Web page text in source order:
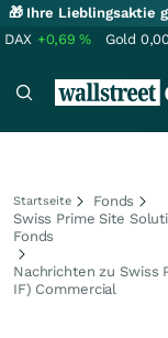
🎁 Ihre Lieblingsaktie
DAX +0,69% Gold
Startseite
Fonds
Swiss Prime Site
Fonds
Nachrichten zu Swiss
IF) Commercial